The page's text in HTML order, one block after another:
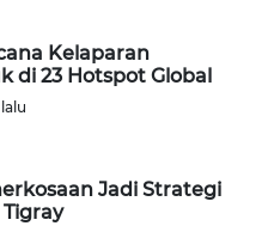
Kelaparan
di 23 Hotspot Global
Jadi Strategi